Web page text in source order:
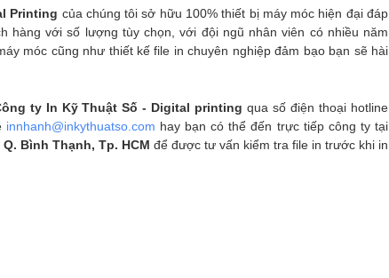
Printing của chúng tôi sở hữu 100% thiết bị máy móc hiện đại đáp
hàng với số lượng tùy chọn, với đội ngũ nhân viên có nhiều năm
móc cũng như thiết kế file in chuyên nghiệp đảm bạo bạn sẽ hài
ty In Kỹ Thuật Số - Digital printing qua số điện thoại hotline
innhanh@inkythuatso.com hay bạn có thể đến trực tiếp công ty tại
Bình Thạnh, Tp. HCM để được tư vấn kiểm tra file in trước khi in